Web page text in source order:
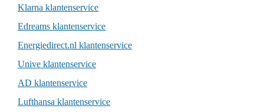
Klarna klantenservice
Edreams klantenservice
Energiedirect.nl klantenservice
Unive klantenservice
AD klantenservice
Lufthansa klantenservice